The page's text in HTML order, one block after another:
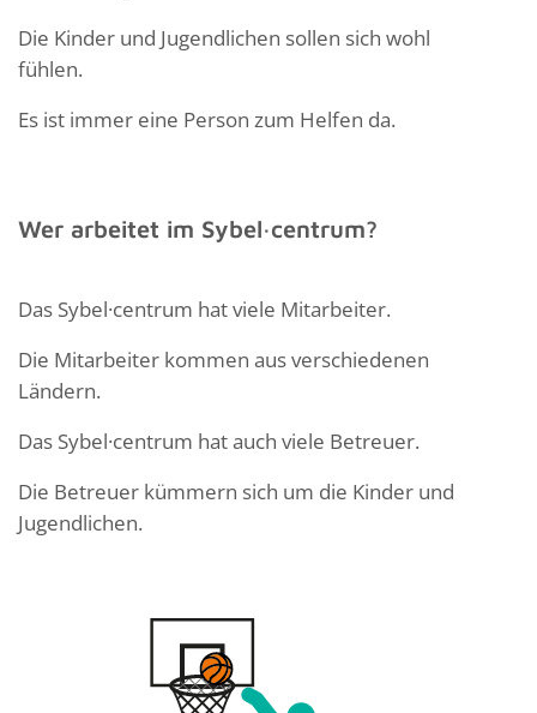
Die Kinder und Jugendlichen sollen sich wohl
fühlen.
Es ist immer eine Person zum Helfen da.
Wer arbeitet im Sybel·centrum?
Das Sybel·centrum hat viele Mitarbeiter.
Die Mitarbeiter kommen aus verschiedenen
Ländern.
Das Sybel·centrum hat auch viele Betreuer.
Die Betreuer kümmern sich um die Kinder und
Jugendlichen.